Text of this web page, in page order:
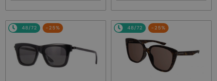
48/72 -25% 48/72 -25%